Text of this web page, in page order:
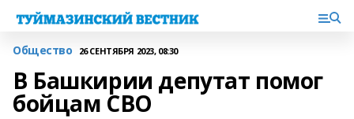
Общество 26 СЕНТЯБРЯ 2023, 08:30
В Башкирии депутат помог
бойцам СВО